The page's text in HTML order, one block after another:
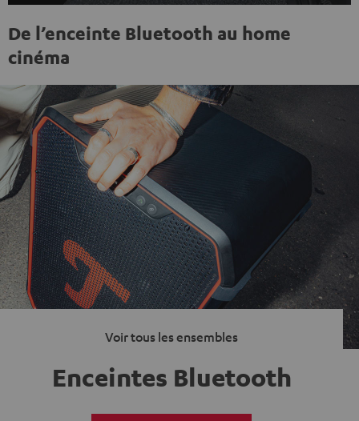
De l’enceinte Bluetooth au home
cinéma
Voir tous les ensembles
Enceintes Bluetooth